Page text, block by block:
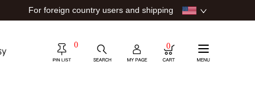
For foreign country users and shipping
0 0